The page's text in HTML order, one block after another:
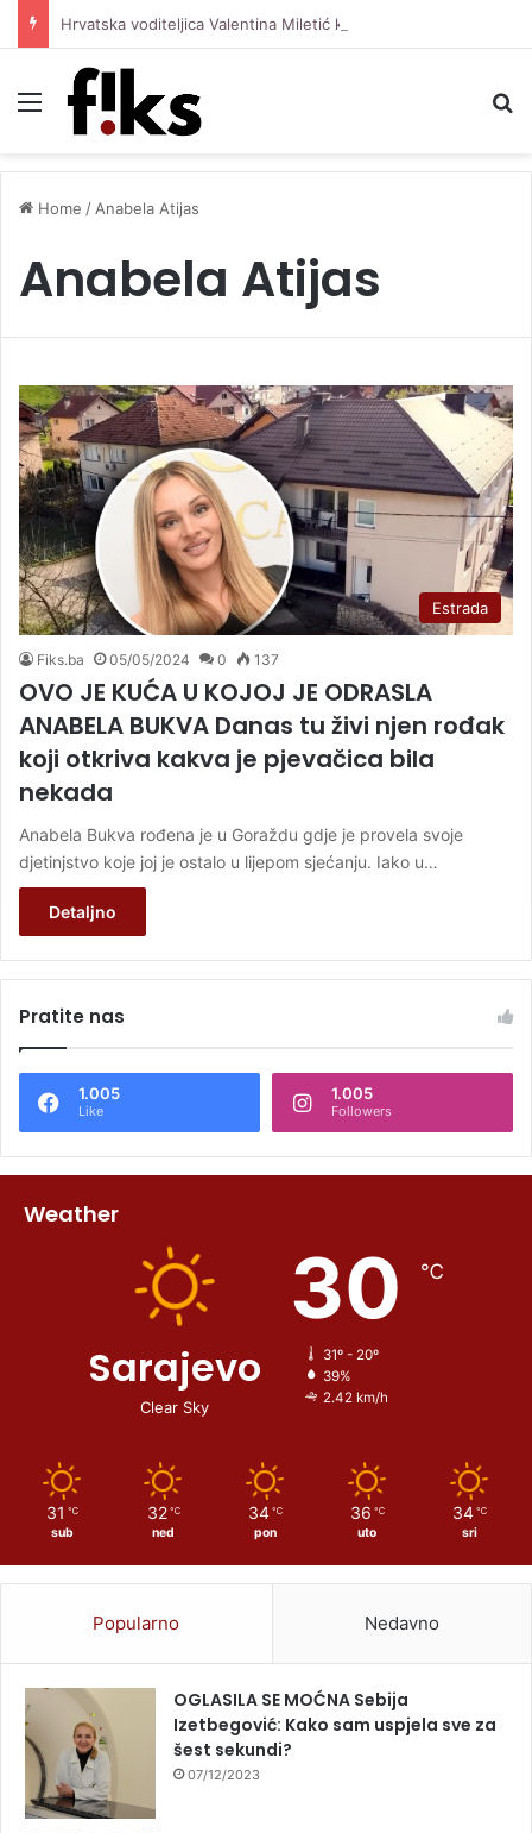
Menu
Home / Anabela Atijas
Anabela Atijas
Estrada
Fiks.ba 05/05/2024 0 137
OVO JE KUĆA U KOJOJ JE ODRASLA
ANABELA BUKVA Danas tu živi njen rođak
koji otkriva kakva je pjevačica bila
nekada
Anabela Bukva rođena je u Goraždu gdje je provela svoje
djetinjstvo koje joj je ostalo u lijepom sjećanju. Iako u…
Detaljno
Pratite nas
1.005
Like
1.005
Followers
Weather
Sarajevo
Clear Sky
30 ℃
31º - 20º
39%
2.42 km/h
31 ℃
sub
32 ℃
ned
34 ℃
pon
36 ℃
uto
34 ℃
sri
Popularno Nedavno
OGLASILA SE MOĆNA Sebija
Izetbegović: Kako sam uspjela sve za
šest sekundi?
07/12/2023